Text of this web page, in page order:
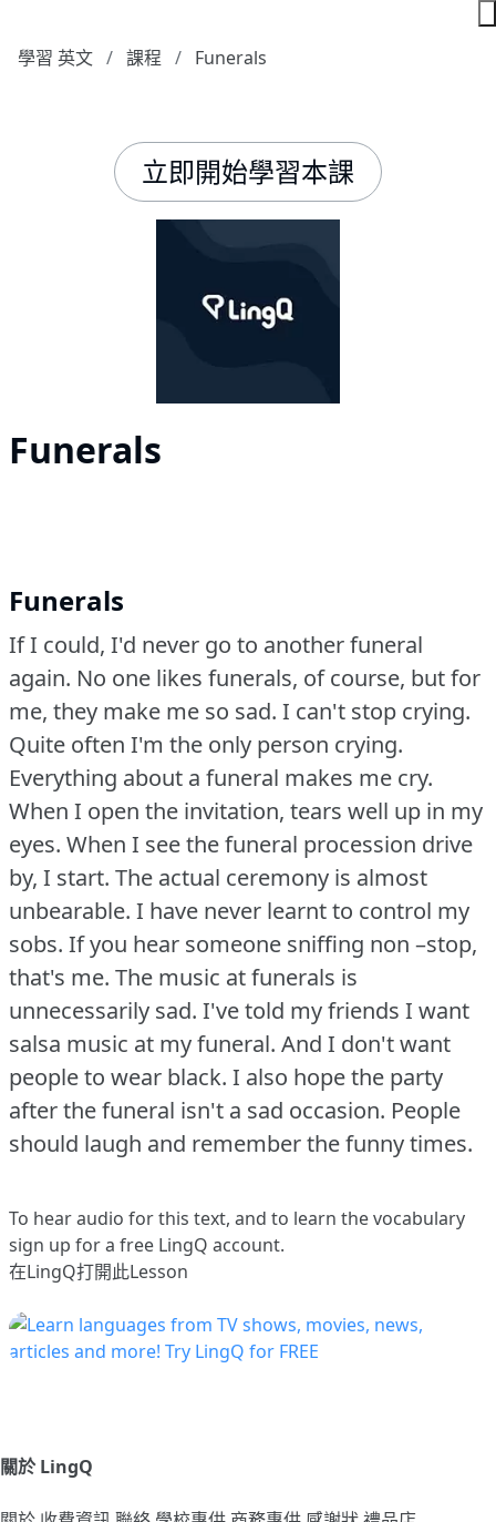
學習 英文 課程 Funerals
立即開始學習本課
Funerals
Funerals
If I could, I'd never go to another funeral
again. No one likes funerals, of course, but for
me, they make me so sad. I can't stop crying.
Quite often I'm the only person crying.
Everything about a funeral makes me cry.
When I open the invitation, tears well up in my
eyes. When I see the funeral procession drive
by, I start. The actual ceremony is almost
unbearable. I have never learnt to control my
sobs. If you hear someone sniffing non –stop,
that's me. The music at funerals is
unnecessarily sad. I've told my friends I want
salsa music at my funeral. And I don't want
people to wear black. I also hope the party
after the funeral isn't a sad occasion. People
should laugh and remember the funny times.
To hear audio for this text, and to learn the vocabulary
sign up for a free LingQ account.
在LingQ打開此Lesson
關於 LingQ